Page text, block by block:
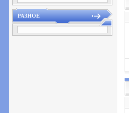
РАЗНОЕ